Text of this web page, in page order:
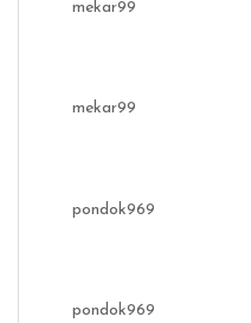
mekar99
mekar99
pondok969
pondok969